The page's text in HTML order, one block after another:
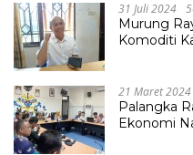
31 Juli 2024
Murung
Komoditi
21 Maret 2024
Palangka
Ekonomi